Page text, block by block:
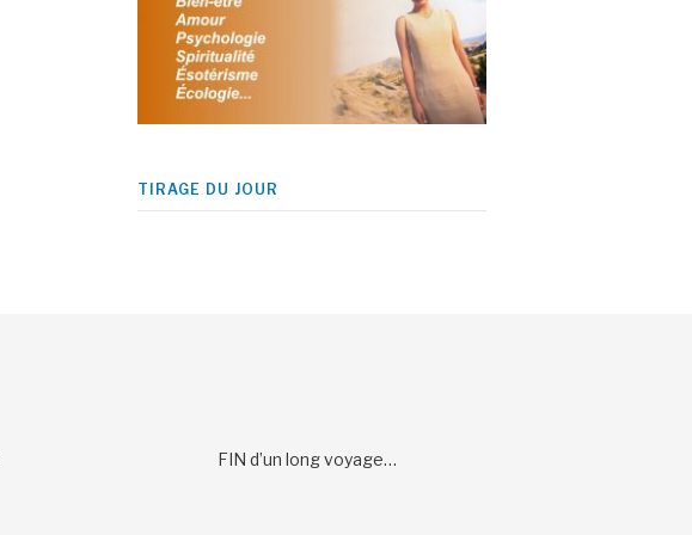
TIRAGE DU JOUR
FIN d’un long voyage…